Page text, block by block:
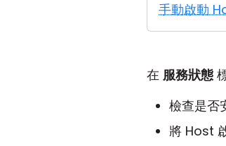
手動啟動
在 服務狀態
檢查是否
將 Host